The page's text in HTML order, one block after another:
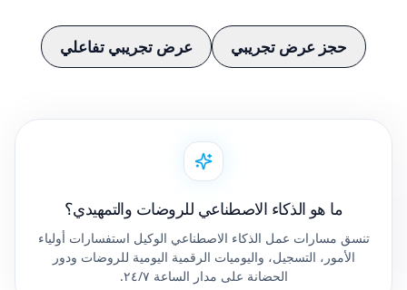
حجز عرض تجريبي عرض تجريبي تفاعلي
ما هو الذكاء الاصطناعي للروضات والتمهيدي؟
تنسق مسارات عمل الذكاء الاصطناعي الوكيل استفسارات أولياء
الأمور، التسجيل، واليوميات الرقمية اليومية للروضات ودور
الحضانة على مدار الساعة ٢٤/٧.